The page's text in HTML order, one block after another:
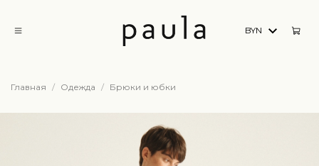
BYN
Главная Одежда Брюки и юбки